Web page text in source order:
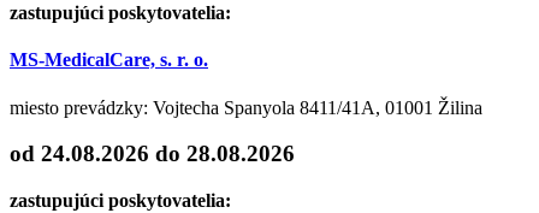
zastupujúci poskytovatelia:
MS-MedicalCare, s. r. o.
miesto prevádzky: Vojtecha Spanyola 8411/41A, 01001 Žilina
od 24.08.2026 do 28.08.2026
zastupujúci poskytovatelia: